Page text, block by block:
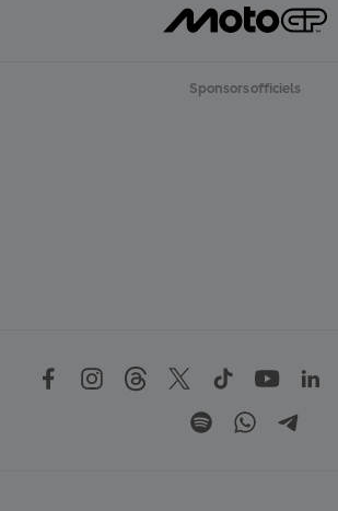
Sponsors officiels